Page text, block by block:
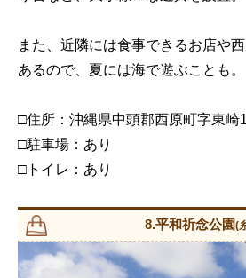
また、近隣には食事できるお店や
あるので、夏には海で遊ぶことも。
□住所：沖縄県中頭郡西原町字東崎
□駐車場：あり
□トイレ：あり
8.平和祈念公園(